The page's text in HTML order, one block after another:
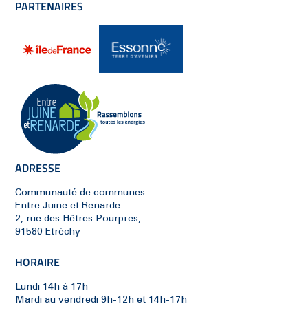
ADRESSE
Communauté de communes
Entre Juine et Renarde
2, rue des Hêtres Pourpres,
91580 Etréchy
HORAIRE
Lundi 14h à 17h
Mardi au vendredi 9h-12h et 14h-17h
PARTENAIRES